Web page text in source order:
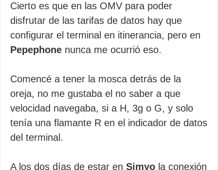
Cierto es que en las OMV para poder
disfrutar de las tarifas de datos hay que
configurar el terminal en itinerancia, pero en
Pepephone nunca me ocurrió eso.
Comencé a tener la mosca detrás de la
oreja, no me gustaba el no saber a que
velocidad navegaba, si a H, 3g o G, y solo
tenía una flamante R en el indicador de datos
del terminal.
A los dos días de estar en Simyo la conexión